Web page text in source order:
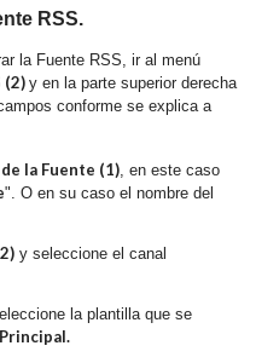
RSS.
la Fuente RSS, ir al menú
(2)y en la parte superior derecha
conforme se explica a
la Fuente (1), en este caso
". O en su caso el nombre del
y seleccione el canal
la plantilla que se